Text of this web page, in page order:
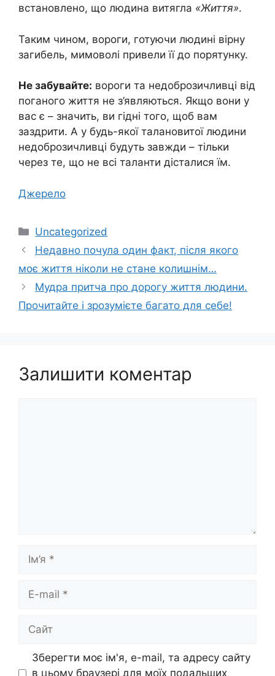
встановлено, що людина витягла «Життя».
Таким чином, вороги, готуючи людині вірну
загибель, мимоволі привели її до порятунку.
Не забувайте: вороги та недоброзичливці від
поганого життя не з’являються. Якщо вони у
вас є – значить, ви гідні того, щоб вам
заздрити. А у будь-якої талановитої людини
недоброзичливці будуть завжди – тільки
через те, що не всі таланти дісталися їм.
Джерело
Категорії
Uncategorized
Недавно почула один факт, після якого
моє життя ніколи не стане колишнім…
Мудра притча про дорогу життя людини.
Прочитайте і зрозумієте багато для себе!
Залишити коментар
mail
Зберегти моє ім'я, e-mail, та адресу сайту
в цьому браузері для моїх подальших